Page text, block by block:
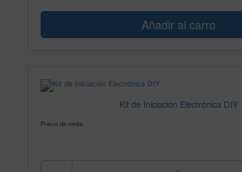
Kit de Iniciación Electrónica DIY
Precio de venta: